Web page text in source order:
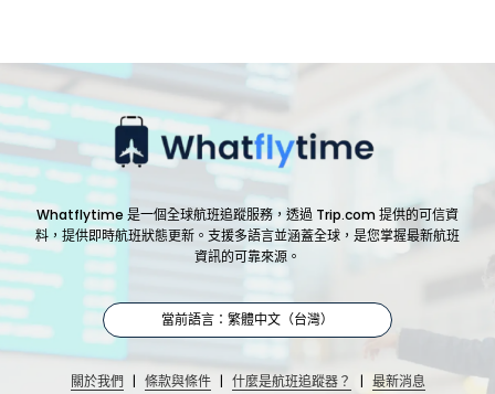
Whatflytime 是一個全球航班追蹤服務，透過 Trip.com 提供的可信資
料，提供即時航班狀態更新。支援多語言並涵蓋全球，是您掌握最新航班
資訊的可靠來源。
當前語言：繁體中文（台灣）
關於我們 | 條款與條件 | 什麼是航班追蹤器？ | 最新消息